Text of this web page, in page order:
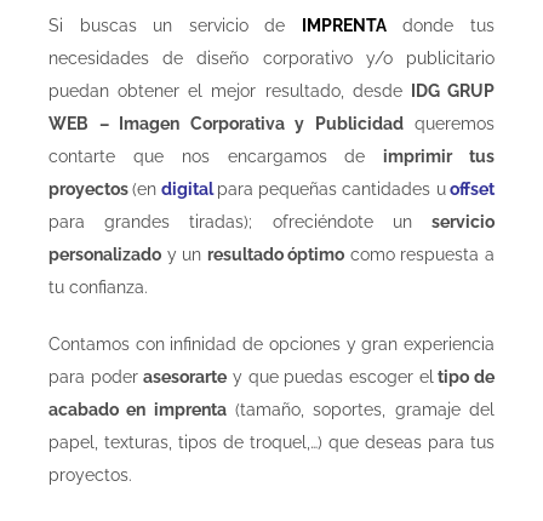
Si buscas un servicio de IMPRENTAdonde tus
necesidades de diseño corporativo y/o publicitario
puedan obtener el mejor resultado, desde
IDG GRUP
WEB – Imagen Corporativa y Publicidadqueremos
contarte que nos encargamos deimprimir tus
proyectos(en digitalpara pequeñas cantidades uoffset
para grandes tiradas); ofreciéndote un servicio
personalizado y un resultado óptimo como respuesta a
tu confianza.
Contamos con infinidad de opciones y gran experiencia
para poderasesorarte y que puedas escoger eltipo de
acabado en imprenta(tamaño, soportes, gramaje del
papel, texturas, tipos de troquel,…) que deseas para tus
proyectos.